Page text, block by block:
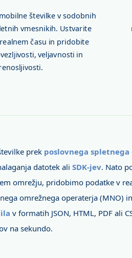
številke v sodobnih
vmesnikih. Ustvarite
času in pridobite
veljavnosti in
prek poslovnega
datotek ali SDK-jev. Nato
omrežju, pridobimo podatke v
omrežnega operaterja (MNO)
v formatih JSON, HTML, PDF ali
na sekundo.